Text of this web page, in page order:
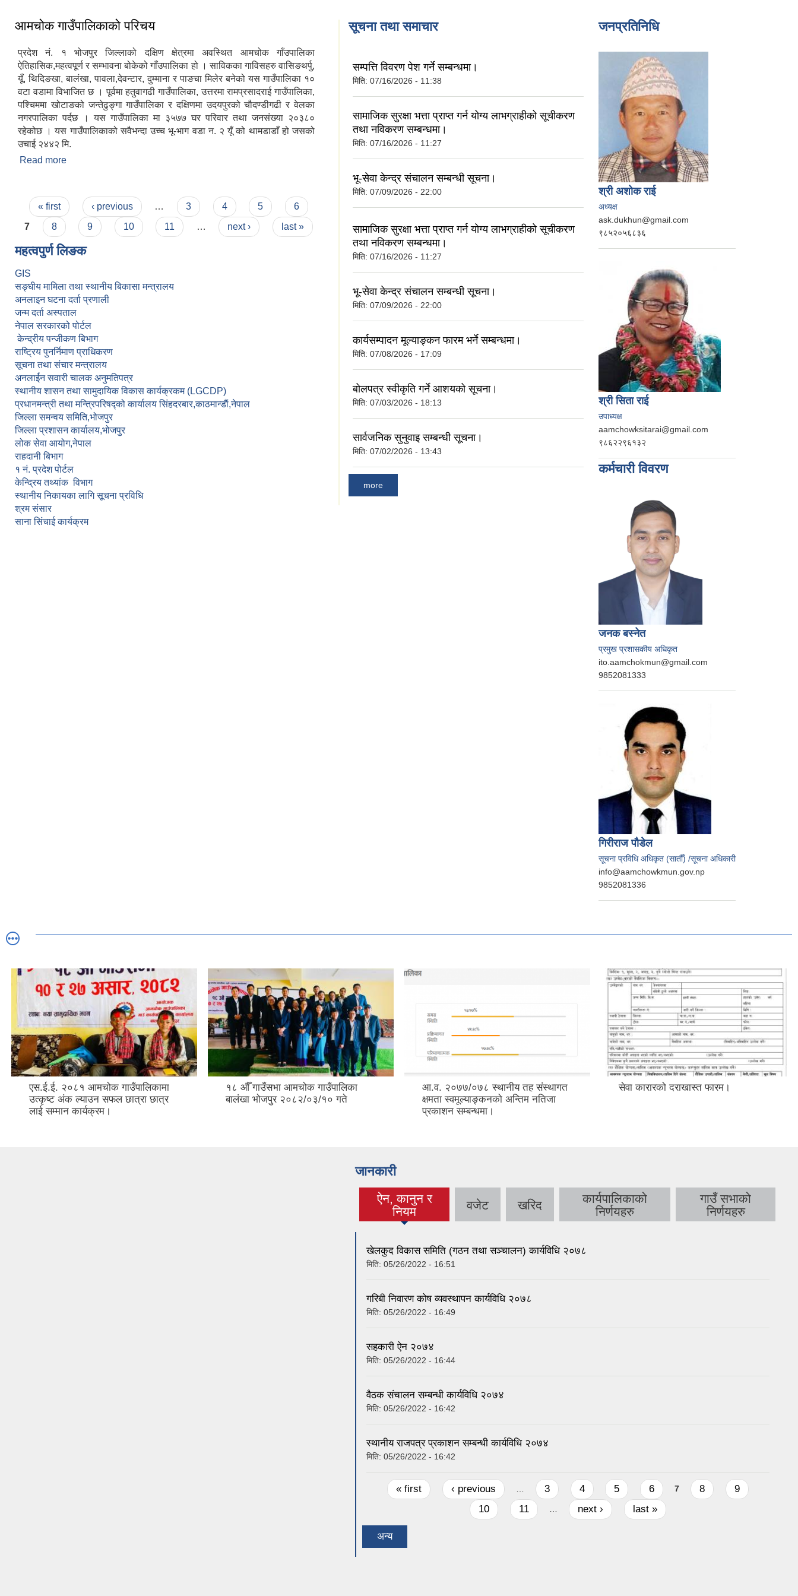
आमचोक गाउँपालिकाको परिचय
प्रदेश नं. १ भोजपुर जिल्लाको दक्षिण क्षेत्रमा अवस्थित आमचोक गाँउपालिका
ऐतिहासिक,महत्वपूर्ण र सम्भावना बोकेको गाँउपालिका हो । साविकका गाविसहरु वासिङथर्पु,
यूँ, थिदिङखा, बालंखा, पावला,देवन्टार, दुम्माना र पाङचा मिलेर बनेको यस गाउँपालिका १०
वटा वडामा विभाजित छ । पूर्वमा हतुवागढी गाउँपालिका, उत्तरमा रामप्रसादराई गाउँपालिका,
पश्चिममा खोटाङको जन्तेढुङ्गा गाउँपालिका र दक्षिणमा उदयपुरको चौदण्डीगढी र वेलका
नगरपालिका पर्दछ । यस गाउँपालिका मा ३५७७ घर परिवार तथा जनसंख्या २०३८०
रहेकोछ । यस गाउँपालिकाको सवैभन्दा उच्च भू-भाग वडा न‌. २ यूँ को थामडाडाँ हो जसको
उचाई २४४२ मि.
Read more
Pages
« first ‹ previous … 3 4 5
6
7
8 9 10 11 … next › last »
महत्वपुर्ण लि‌‌ङक
GIS
सङ्घीय मामिला तथा स्थानीय बिकासा मन्त्रालय
अनलाइन घटना दर्ता प्रणाली
जन्म दर्ता अस्पताल
नेपाल सरकारको पोर्टल
केन्द्रीय पन्जीकण बिभाग
राष्ट्रिय पुनर्निमाण प्राधिकरण
सूचना तथा संचार मन्त्रालय
अनलार्ईन सवारी चालक अनुमतिपत्र
स्थानीय शासन तथा सामुदायिक विकास कार्यक्रकम (LGCDP)
प्रधानमन्त्री तथा मन्त्रिपरिषद्को कार्यालय सिंहदरबार,काठमान्डाैं,नेपाल
जिल्ला समन्वय समिति,भोजपुर
जिल्ला प्रशासन कार्यालय,भोजपुर
लोक सेवा आयोग,नेपाल
राहदानी बिभाग
१ नं. प्रदेश पोर्टल
केन्द्रिय तथ्यांक विभाग
स्थानीय निकायका लागि सूचना प्रविधि
श्रम संसार
साना सिंचाई कार्यक्रम
सूचना तथा समाचार
सम्पत्ति विवरण पेश गर्ने सम्बन्धमा।
मिति: 07/16/2026 - 11:38
सामाजिक सुरक्षा भत्ता प्राप्‍त गर्न योग्य लाभग्राहीको सूचीकरण
तथा नविकरण सम्बन्धमा।
मिति: 07/16/2026 - 11:27
भू-सेवा केन्द्र संचालन सम्बन्धी सूचना।
मिति: 07/09/2026 - 22:00
सामाजिक सुरक्षा भत्ता प्राप्‍त गर्न योग्य लाभग्राहीको सूचीकरण
तथा नविकरण सम्बन्धमा।
मिति: 07/16/2026 - 11:27
भू-सेवा केन्द्र संचालन सम्बन्धी सूचना।
मिति: 07/09/2026 - 22:00
कार्यसम्पादन मूल्याङ्कन फारम भर्ने सम्बन्धमा।
मिति: 07/08/2026 - 17:09
बोलपत्र स्वीकृति गर्ने आशयको सूचना।
मिति: 07/03/2026 - 18:13
सार्वजनिक सुनुवाइ सम्बन्धी सूचना।
मिति: 07/02/2026 - 13:43
more
जनप्रतिनिधि
श्री अशोक राई
अध्यक्ष
ask.dukhun@gmail.com
९८५२०५६८३६
श्री सिता राई
उपाध्यक्ष
aamchowksitarai@gmail.com
९८६२२९६१३२
कर्मचारी विवरण
जनक बस्‍नेत
प्रमुख प्रशासकीय अधिकृत
ito.aamchokmun@gmail.com
9852081333
गिरीराज पौडेल
सूचना प्रविधि अधिकृत (सातौँ) /सूचना अधिकारी
info@aamchowkmun.gov.np
9852081336
एस.ई.ई. २०८१ आमचोक गाउँपालिकामा
उत्कृष्ट अंक ल्याउन सफल छात्रा छात्र
लाई सम्मान कार्यक्रम।
१८ औँ गाउँसभा आमचोक गाउँपालिका
बालंखा भोजपुर २०८२/०३/१० गते
आ.व. २०७७/०७८ स्थानीय तह संस्थागत
क्षमता स्वमूल्याङ्कनको अन्तिम नतिजा
प्रकाशन सम्बन्धमा।
सेवा कारारको दराखास्त फारम।
जानकारी
ऐन, कानुन र
नियम
(active tab) वजेट खरिद
कार्यपालिकाको
निर्णयहरु
गाउँ सभाको
निर्णयहरु
खेलकुद विकास समिति (गठन तथा सञ्चालन) कार्यविधि २०७८
मिति: 05/26/2022 - 16:51
गरिबी निवारण कोष व्यवस्थापन कार्यविधि २०७८
मिति: 05/26/2022 - 16:49
सहकारी ऐन २०७४
मिति: 05/26/2022 - 16:44
वैठक संचालन सम्बन्धी कार्यविधि २०७४
मिति: 05/26/2022 - 16:42
स्थानीय राजपत्र प्रकाशन सम्बन्धी कार्यविधि २०७४
मिति: 05/26/2022 - 16:42
Pages« first ‹ previous … 3 4 5 6 7 8
9
10
11 … next › last »
अन्य